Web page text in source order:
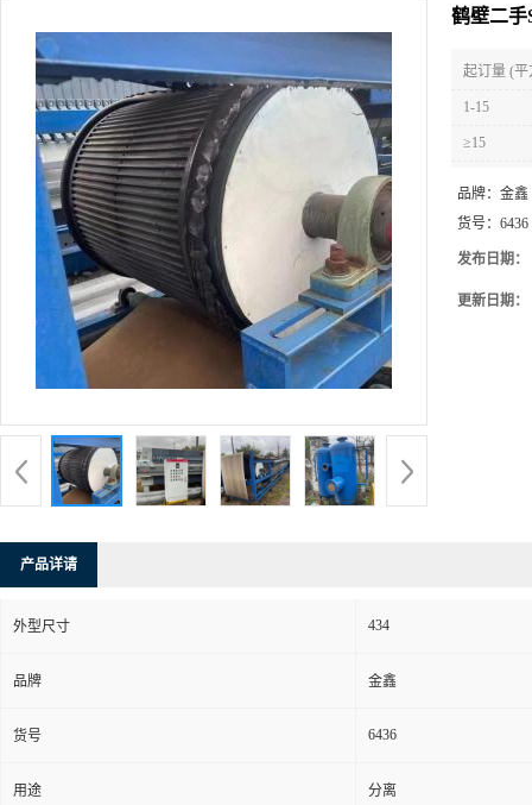
鹤壁二
起订量 (平
1-15
≥15
品牌： 金鑫
货号： 6436
发布日期：
更新日期：
产品详请
外型尺寸 434
品牌 金鑫
货号 6436
用途 分离